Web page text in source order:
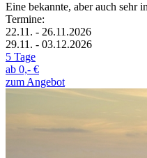
Eine bekannte, aber auch sehr
Termine:
22.11. - 26.11.2026
29.11. - 03.12.2026
5 Tage
ab 0,- €
zum Angebot